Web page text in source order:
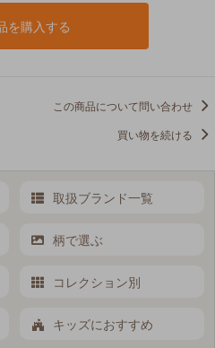
を購入する
この商品について問い合わせ
買い物を続ける
取扱ブランド一覧
柄で選ぶ
コレクション別
キッズにおすすめ